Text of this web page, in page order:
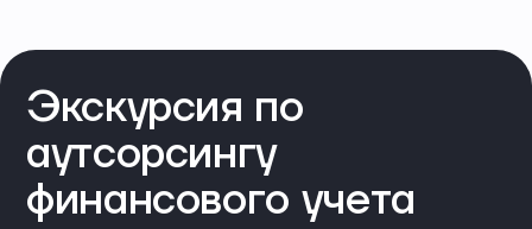
Экскурсия по
аутсорсингу
финансового учета